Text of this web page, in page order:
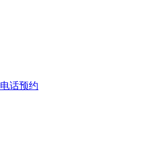
电话预约